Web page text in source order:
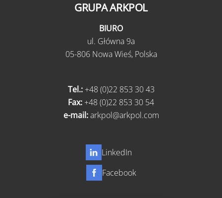
GRUPA ARKPOL
BIURO
ul. Główna 9a
05-806 Nowa Wieś, Polska
Tel.:+48 (0)22 853 30 43
Fax: +48 (0)22 853 30 54
e-mail:arkpol@arkpol.com
LinkedIn
Facebook